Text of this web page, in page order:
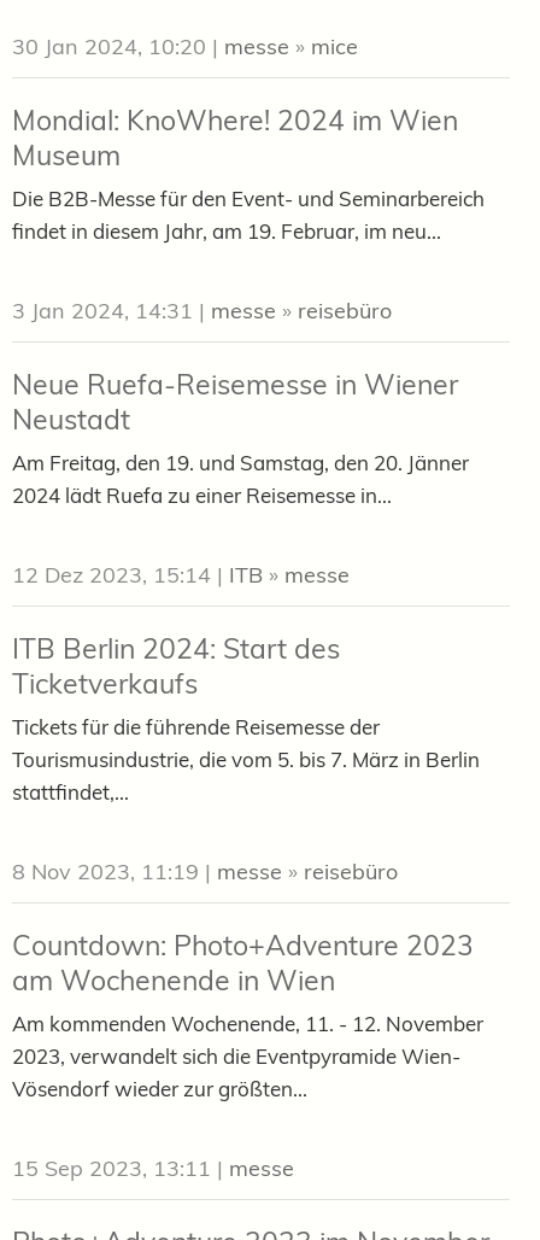
30 Jan 2024, 10:20 | messe » mice
Mondial: KnoWhere! 2024 im Wien
Museum
Die B2B-Messe für den Event- und Seminarbereich
findet in diesem Jahr, am 19. Februar, im neu...
3 Jan 2024, 14:31 | messe » reisebüro
Neue Ruefa-Reisemesse in Wiener
Neustadt
Am Freitag, den 19. und Samstag, den 20. Jänner
2024 lädt Ruefa zu einer Reisemesse in...
12 Dez 2023, 15:14 | ITB » messe
ITB Berlin 2024: Start des
Ticketverkaufs
Tickets für die führende Reisemesse der
Tourismusindustrie, die vom 5. bis 7. März in Berlin
stattfindet,...
8 Nov 2023, 11:19 | messe » reisebüro
Countdown: Photo+Adventure 2023
am Wochenende in Wien
Am kommenden Wochenende, 11. - 12. November
2023, verwandelt sich die Eventpyramide Wien-
Vösendorf wieder zur größten...
15 Sep 2023, 13:11 | messe